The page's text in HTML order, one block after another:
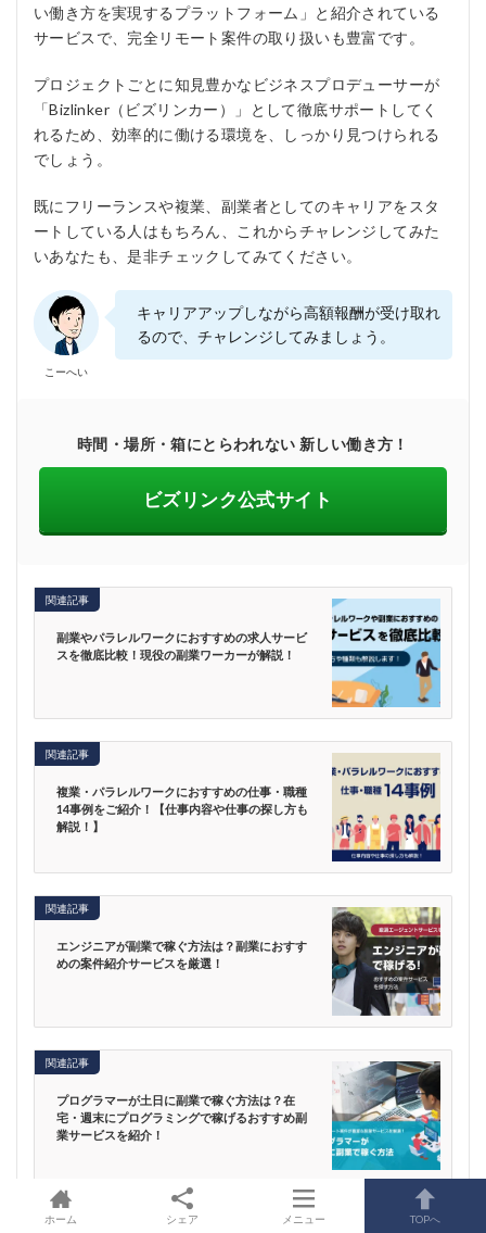
い働き方を実現するプラットフォーム」と紹介されている
サービスで、完全リモート案件の取り扱いも豊富です。
プロジェクトごとに知見豊かなビジネスプロデューサーが
「Bizlinker（ビズリンカー）」として徹底サポートしてく
れるため、効率的に働ける環境を、しっかり見つけられる
でしょう。
既にフリーランスや複業、副業者としてのキャリアをスタ
ートしている人はもちろん、これからチャレンジしてみた
いあなたも、是非チェックしてみてください。
こーへい
キャリアアップしながら高額報酬が受け取れ
るので、チャレンジしてみましょう。
時間・場所・箱にとらわれない 新しい働き方！
ビズリンク公式サイト
関連記事
副業やパラレルワークにおすすめの求人サービ
スを徹底比較！現役の副業ワーカーが解説！
関連記事
複業・パラレルワークにおすすめの仕事・職種
14事例をご紹介！【仕事内容や仕事の探し方も
解説！】
関連記事
エンジニアが副業で稼ぐ方法は？副業におすす
めの案件紹介サービスを厳選！
関連記事
プログラマーが土日に副業で稼ぐ方法は？在
宅・週末にプログラミングで稼げるおすすめ副
業サービスを紹介！
ホーム シェア メニュー TOPへ